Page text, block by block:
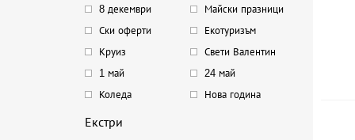
8 декември
Майски празници
Ски оферти
Екотуризъм
Круиз
Свети Валентин
1 май
24 май
Коледа
Нова година
Екстри